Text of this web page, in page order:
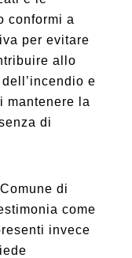
conformi a
per evitare
allo
e
mantenere la
di
di
come
invece